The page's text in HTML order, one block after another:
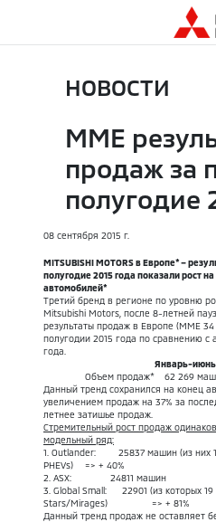
НОВОСТИ
MME
продаж за
полугодие
08 сентября 2015 г.
MITSUBISHI MOTORS в Европе* –
полугодие 2015 года показали рост
автомобилей*
Третий бренд в регионе по уровню
Mitsubishi Motors, после 8-летней
результаты продаж в Европе (MME
полугодии 2015 года по сравнению
года.
Январь-июнь
Объем продаж*
62 269
Данный тренд сохранился на конец
увеличением продаж на 37% за
летнее затишье продаж.
Стремительный рост продаж
модельный ряд:
1. Outlander: 25837 машин (из них
PHEVs) => + 40%
2. ASX: 24811
3. Global Small: 22901 (из которых 19
Stars/Mirages) => + 81%
Данный тренд продаж не оставляет